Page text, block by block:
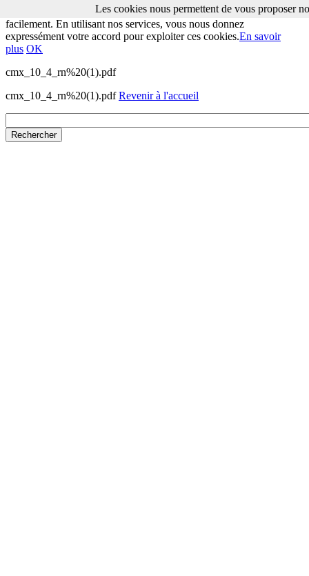
Les cookies nous permettent de vous proposer nos services plus
facilement. En utilisant nos services, vous nous donnez
expressément votre accord pour exploiter ces cookies.En savoir
plus OK
cmx_10_4_rn%20(1).pdf
cmx_10_4_rn%20(1).pdfRevenir à l'accueil
Les cookies nous permettent de vous proposer